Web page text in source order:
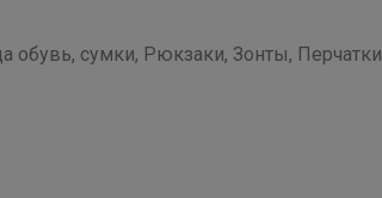
сумки, Рюкзаки, Зонты, Перчатки